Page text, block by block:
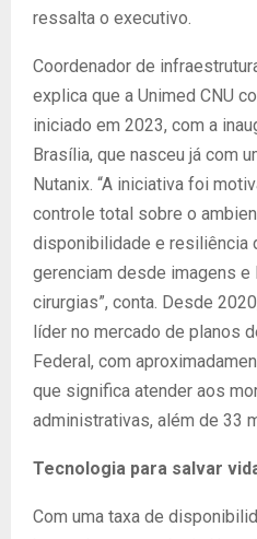
ressalta o executivo.
Coordenador de
explica que a Unimed CNU
iniciado em 2023, com a
Brasília, que nasceu já com
Nutanix. “A iniciativa foi
controle total sobre o
disponibilidade e resiliência
gerenciam desde imagens
cirurgias”, conta. Desde
líder no mercado de planos
Federal, com
que significa atender aos
administrativas, além de 33
Tecnologia para salvar
Com uma taxa de